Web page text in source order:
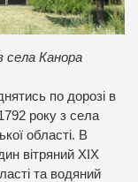
Канора
по дорозі в
року з села
області. В
вітряний XIX
та водяний